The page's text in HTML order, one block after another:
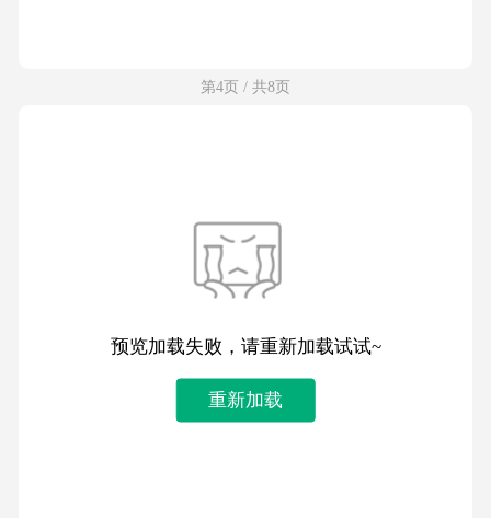
第4页 / 共8页
预览加载失败，请重新加载试试~
重新加载